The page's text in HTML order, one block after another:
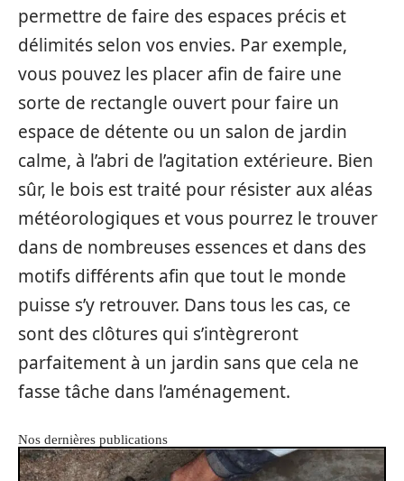
permettre de faire des espaces précis et
délimités selon vos envies. Par exemple,
vous pouvez les placer afin de faire une
sorte de rectangle ouvert pour faire un
espace de détente ou un salon de jardin
calme, à l’abri de l’agitation extérieure. Bien
sûr, le bois est traité pour résister aux aléas
météorologiques et vous pourrez le trouver
dans de nombreuses essences et dans des
motifs différents afin que tout le monde
puisse s’y retrouver. Dans tous les cas, ce
sont des clôtures qui s’intègreront
parfaitement à un jardin sans que cela ne
fasse tâche dans l’aménagement.
Nos dernières publications